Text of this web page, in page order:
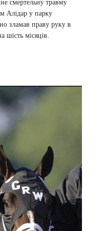
смертельну травму
Алідар у парку
зламав праву руку в
шість місяців.